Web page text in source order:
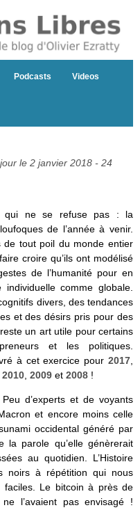
Podcasts Videos
le 2 janvier 2018 - 24
qui ne se refuse pas : la
de l’année à venir.
de tout poil du monde entier
croire qu’ils ont modélisé
de l’humanité pour en
comme globale.
divers, des tendances
et des désirs pris pour des
un art utile pour certains
et les politiques.
à cet exercice pour 2017
2010 2009 et 2008 !
d’experts et de voyants
et encore moins celle
occidental généré par
la parole qu’elle génèrerait
au quotidien. L’Histoire
noirs à répétition qui nous
faciles. Le bitcoin à près de
l’avaient pas envisagé !